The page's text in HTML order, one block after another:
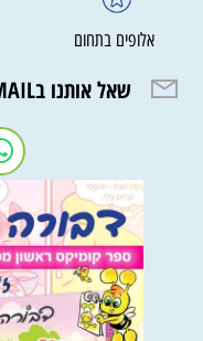
אלופים בתחום
שאל אותנו בE-MAIL